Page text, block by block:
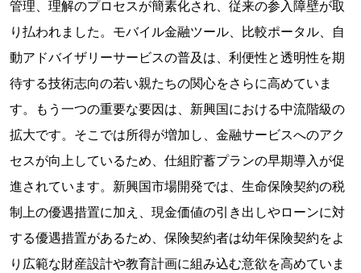
管理、理解のプロセスが簡素化され、従来の参入障壁が取
り払われました。モバイル金融ツール、比較ポータル、自
動アドバイザリーサービスの普及は、利便性と透明性を期
待する技術志向の若い親たちの関心をさらに高めていま
す。もう一つの重要な要因は、新興国における中流階級の
拡大です。そこでは所得が増加し、金融サービスへのアク
セスが向上しているため、仕組貯蓄プランの早期導入が促
進されています。新興国市場開発では、生命保険契約の税
制上の優遇措置に加え、現金価値の引き出しやローンに対
する優遇措置があるため、保険契約者は幼年保険契約をよ
り広範な財産設計や教育計画に組み込む意欲を高めていま